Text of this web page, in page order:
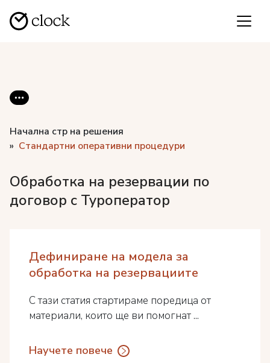
Начална стр на решения
Стандартни оперативни процедури
Обработка на резервации по
договор с Туроператор
Дефиниране на модела за
обработка на резервациите
С тази статия стартираме поредица от
материали, които ще ви помогнат ...
Научете повече